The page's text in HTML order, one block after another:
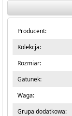
Producent:
Kolekcja:
Rozmiar:
Gatunek:
Waga:
Grupa dodatkowa: